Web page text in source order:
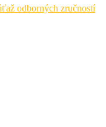
odborných zručností
nástrojov